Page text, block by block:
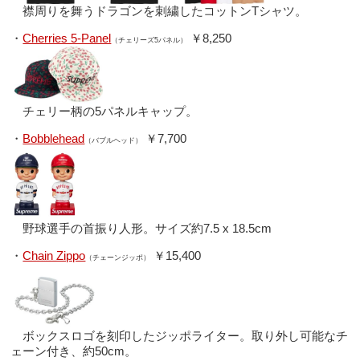
襟周りを舞うドラゴンを刺繍したコットンTシャツ。
・Cherries 5-Panel （チェリーズ5パネル） ￥8,250
チェリー柄の5パネルキャップ。
・ Bobblehead （バブルヘッド） ￥7,700
野球選手の首振り人形。サイズ約7.5 x 18.5cm
・Chain Zippo （チェーンジッポ） ￥15,400
ボックスロゴを刻印したジッポライター。取り外し可能なチ
ェーン付き、約50cm。